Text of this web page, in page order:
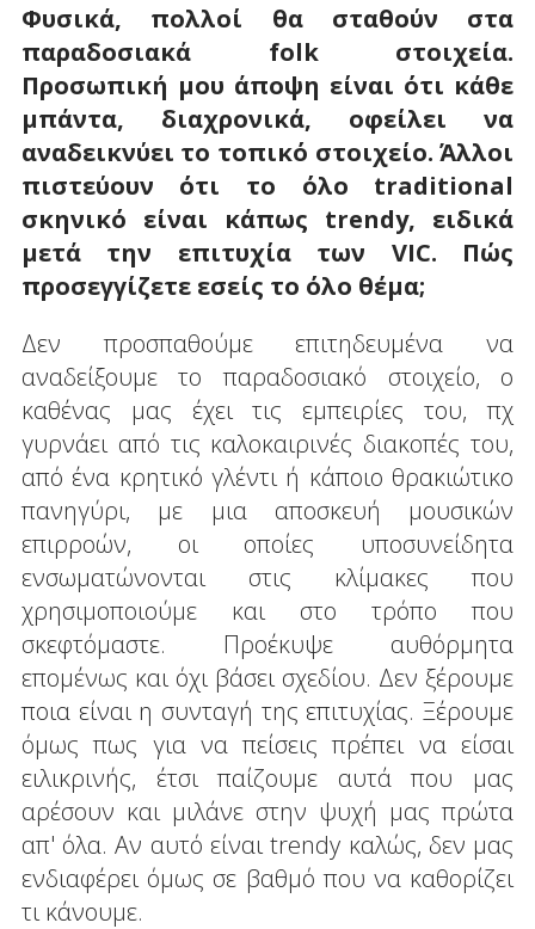
Φυσικά, πολλοί θα σταθούν στα
παραδοσιακά folk στοιχεία.
Προσωπική μου άποψη είναι ότι κάθε
μπάντα, διαχρονικά, οφείλει να
αναδεικνύει το τοπικό στοιχείο. Άλλοι
πιστεύουν ότι το όλο traditional
σκηνικό είναι κάπως trendy, ειδικά
μετά την επιτυχία των VIC. Πώς
προσεγγίζετε εσείς το όλο θέμα;
Δεν προσπαθούμε επιτηδευμένα να
αναδείξουμε το παραδοσιακό στοιχείο, ο
καθένας μας έχει τις εμπειρίες του, πχ
γυρνάει από τις καλοκαιρινές διακοπές του,
από ένα κρητικό γλέντι ή κάποιο θρακιώτικο
πανηγύρι, με μια αποσκευή μουσικών
επιρροών, οι οποίες υποσυνείδητα
ενσωματώνονται στις κλίμακες που
χρησιμοποιούμε και στο τρόπο που
σκεφτόμαστε. Προέκυψε αυθόρμητα
επομένως και όχι βάσει σχεδίου. Δεν ξέρουμε
ποια είναι η συνταγή της επιτυχίας. Ξέρουμε
όμως πως για να πείσεις πρέπει να είσαι
ειλικρινής, έτσι παίζουμε αυτά που μας
αρέσουν και μιλάνε στην ψυχή μας πρώτα
απ' όλα. Αν αυτό είναι trendy καλώς, δεν μας
ενδιαφέρει όμως σε βαθμό που να καθορίζει
τι κάνουμε.